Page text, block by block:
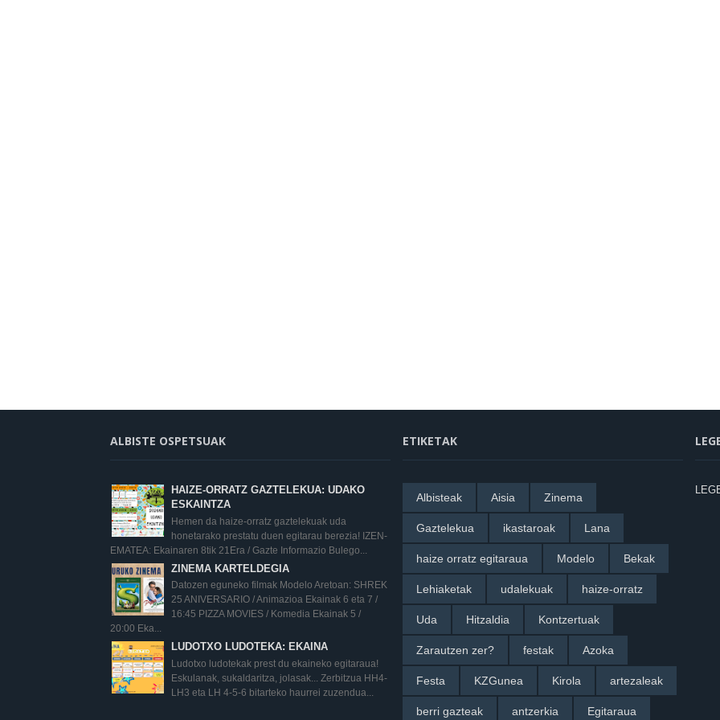
ALBISTE OSPETSUAK
HAIZE-ORRATZ GAZTELEKUA: UDAKO
ESKAINTZA
Hemen da haize-orratz gaztelekuak uda
honetarako prestatu duen egitarau berezia! IZEN-
EMATEA: Ekainaren 8tik 21Era / Gazte Informazio Bulego...
ZINEMA KARTELDEGIA
Datozen eguneko filmak Modelo Aretoan: SHREK
25 ANIVERSARIO / Animazioa Ekainak 6 eta 7 /
16:45 PIZZA MOVIES / Komedia Ekainak 5 /
20:00 Eka...
LUDOTXO LUDOTEKA: EKAINA
Ludotxo ludotekak prest du ekaineko egitaraua!
Eskulanak, sukaldaritza, jolasak... Zerbitzua HH4-
LH3 eta LH 4-5-6 bitarteko haurrei zuzendua...
ETIKETAK
Albisteak Aisia Zinema
Gaztelekua ikastaroak Lana
haize orratz egitaraua Modelo Bekak
Lehiaketak udalekuak haize-orratz
Uda Hitzaldia Kontzertuak
Zarautzen zer? festak Azoka
Festa KZGunea Kirola artezaleak
berri gazteak antzerkia Egitaraua